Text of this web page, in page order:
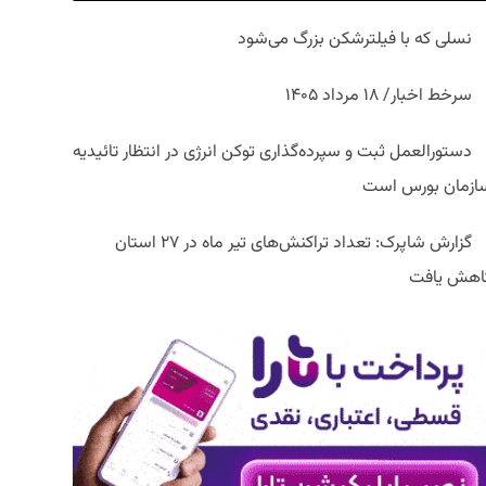
نسلی که با فیلترشکن بزرگ می‌شود
سرخط اخبار/ ۱۸ مرداد ۱۴۰۵
دستورالعمل ثبت و سپرده‌گذاری توکن انرژی در انتظار تائیدیه
بورس است
گزارش شاپرک: تعداد تراکنش‌های تیر ماه در ۲۷ استان‌
یافت